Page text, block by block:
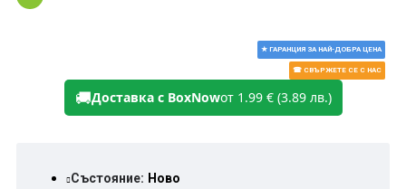
★ ГАРАНЦИЯ ЗА НАЙ-ДОБРА ЦЕНА
☎ СВЪРЖЕТЕ СЕ С НАС
🚚Доставка с BoxNowот 1.99 € (3.89 лв.)
Състояние: Ново